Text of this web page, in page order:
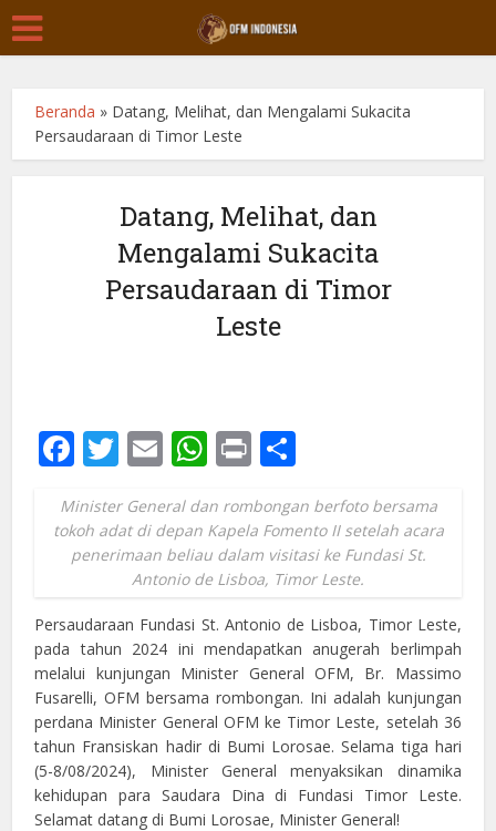
Beranda » Datang, Melihat, dan Mengalami Sukacita
Persaudaraan di Timor Leste
Datang, Melihat, dan
Mengalami Sukacita
Persaudaraan di Timor
Leste
Facebook
Twitter
EmailWhatsApp
Print
Minister General dan rombongan berfoto bersama
tokoh adat di depan Kapela Fomento II setelah acara
penerimaan beliau dalam visitasi ke Fundasi St.
Antonio de Lisboa, Timor Leste.
Persaudaraan Fundasi St. Antonio de Lisboa, Timor Leste,
pada tahun 2024 ini mendapatkan anugerah berlimpah
melalui kunjungan Minister General OFM, Br. Massimo
Fusarelli, OFM bersama rombongan. Ini adalah kunjungan
perdana Minister General OFM ke Timor Leste, setelah 36
tahun Fransiskan hadir di Bumi Lorosae. Selama tiga hari
(5-8/08/2024), Minister General menyaksikan dinamika
kehidupan para Saudara Dina di Fundasi Timor Leste.
Selamat datang di Bumi Lorosae, Minister General!